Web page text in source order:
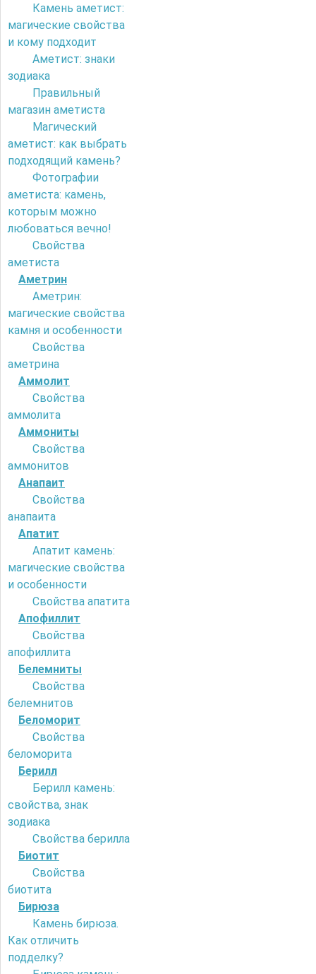
Камень аметист:
магические свойства
и кому подходит
Аметист: знаки
зодиака
Правильный
магазин аметиста
Магический
аметист: как выбрать
подходящий камень?
Фотографии
аметиста: камень,
которым можно
любоваться вечно!
Свойства
аметиста
Аметрин
Аметрин:
магические свойства
камня и особенности
Свойства
аметрина
Аммолит
Свойства
аммолита
Аммониты
Свойства
аммонитов
Анапаит
Свойства
анапаита
Апатит
Апатит камень:
магические свойства
и особенности
Свойства апатита
Апофиллит
Свойства
апофиллита
Белемниты
Свойства
белемнитов
Беломорит
Свойства
беломорита
Берилл
Берилл камень:
свойства, знак
зодиака
Свойства берилла
Биотит
Свойства
биотита
Бирюза
Камень бирюза.
Как отличить
подделку?